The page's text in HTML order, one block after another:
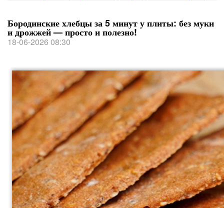
Бородинские хлебцы за 5 минут у плиты: без муки
и дрожжей — просто и полезно!
18-06-2026 08:30